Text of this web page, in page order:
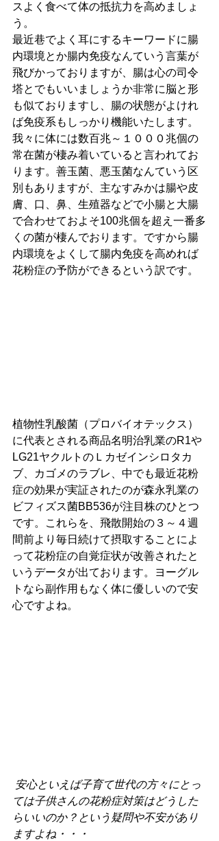
スよく食べて体の抵抗力を高めましょ
う。
最近巷でよく耳にするキーワードに腸
内環境とか腸内免疫なんていう言葉が
飛びかっておりますが、腸は心の司令
塔とでもいいましょうか非常に脳と形
も似ておりますし、腸の状態がよけれ
ば免疫系もしっかり機能いたします。
我々に体には数百兆～１０００兆個の
常在菌が棲み着いていると言われてお
ります。善玉菌、悪玉菌なんていう区
別もありますが、主なすみかは腸や皮
膚、口、鼻、生殖器などで小腸と大腸
で合わせておよそ100兆個を超え一番多
くの菌が棲んでおります。ですから腸
内環境をよくして腸内免疫を高めれば
花粉症の予防ができるという訳です。
植物性乳酸菌（プロバイオテックス）
に代表とされる商品名明治乳業のR1や
LG21ヤクルトのＬカゼインシロタカ
ブ、カゴメのラブレ、中でも最近花粉
症の効果が実証されたのが森永乳業の
ビフィズス菌BB536が注目株のひとつ
です。これらを、飛散開始の３～４週
間前より毎日続けて摂取することによ
って花粉症の自覚症状が改善されたと
いうデータが出ております。ヨーグル
トなら副作用もなく体に優しいので安
心ですよね。
ては子供さんの花粉症対策はどうした
らいいのか？という疑問や不安があり
ますよね・・・